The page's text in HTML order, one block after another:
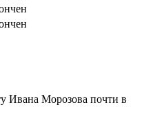
Ивана Морозова почти в